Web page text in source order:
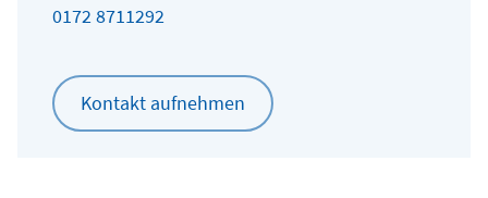
0172 8711292
Kontakt aufnehmen